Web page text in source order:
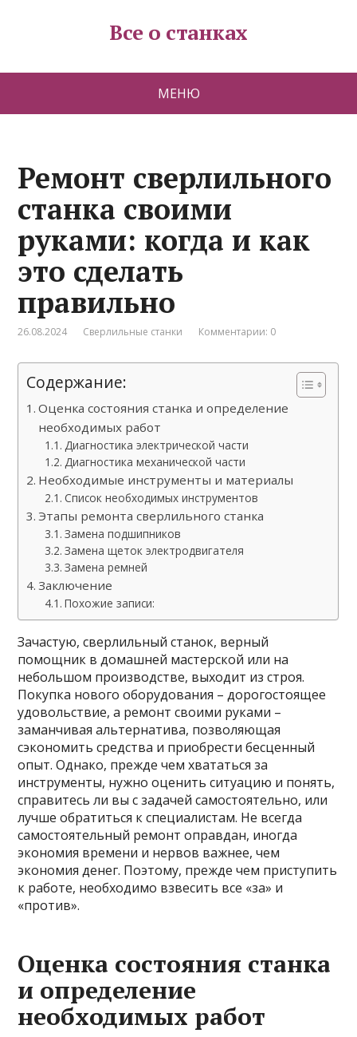
Все о станках
МЕНЮ
Ремонт сверлильного
станка своими
руками: когда и как
это сделать
правильно
26.08.2024 Сверлильные станки Комментарии: 0
Содержание:
Оценка состояния станка и определение
необходимых работ
Диагностика электрической части
Диагностика механической части
Необходимые инструменты и материалы
Список необходимых инструментов
Этапы ремонта сверлильного станка
Замена подшипников
Замена щеток электродвигателя
Замена ремней
Заключение
Похожие записи:
Зачастую, сверлильный станок, верный
помощник в домашней мастерской или на
небольшом производстве, выходит из строя.
Покупка нового оборудования – дорогостоящее
удовольствие, а ремонт своими руками –
заманчивая альтернатива, позволяющая
сэкономить средства и приобрести бесценный
опыт. Однако, прежде чем хвататься за
инструменты, нужно оценить ситуацию и понять,
справитесь ли вы с задачей самостоятельно, или
лучше обратиться к специалистам. Не всегда
самостоятельный ремонт оправдан, иногда
экономия времени и нервов важнее, чем
экономия денег. Поэтому, прежде чем приступить
к работе, необходимо взвесить все «за» и
«против».
Оценка состояния станка
и определение
необходимых работ